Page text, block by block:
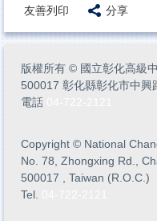
友善列印 分享
版權所有 © 國立彰化高級
500017 彰化縣彰化市中興
電話
Copyright © National
No. 78, Zhongxing Rd.,
500017 , Taiwan (R.O.C.)
Tel.